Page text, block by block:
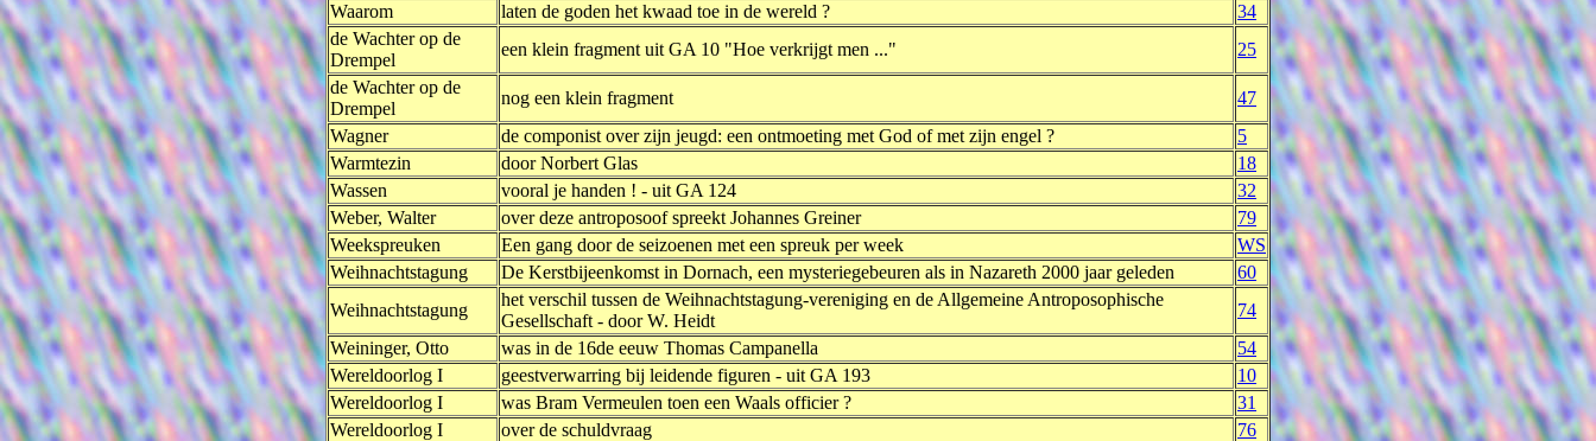
Waarom
laten de goden het kwaad toe in de wereld ?
34
de Wachter op de
Drempel
een klein fragment uit GA 10 "Hoe verkrijgt men ..."
25
de Wachter op de
Drempel
nog een klein fragment
47
Wagner
de componist over zijn jeugd: een ontmoeting met God of met zijn engel ?
5
Warmtezin
door Norbert Glas
18
Wassen
vooral je handen ! - uit GA 124
32
Weber, Walter
over deze antroposoof spreekt Johannes Greiner
79
Weekspreuken
Een gang door de seizoenen met een spreuk per week
WS
Weihnachtstagung
De Kerstbijeenkomst in Dornach, een mysteriegebeuren als in Nazareth 2000 jaar geleden
60
Weihnachtstagung
het verschil tussen de Weihnachtstagung-vereniging en de Allgemeine Antroposophische
Gesellschaft - door W. Heidt
74
Weininger, Otto
was in de 16de eeuw Thomas Campanella
54
Wereldoorlog I
geestverwarring bij leidende figuren - uit GA 193
10
Wereldoorlog I
was Bram Vermeulen toen een Waals officier ?
31
Wereldoorlog I
over de schuldvraag
76